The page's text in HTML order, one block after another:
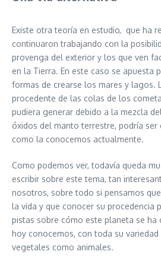
Existe otra teoría en estudio, que ha
continuaron trabajando con la
provenga del exterior y los que ven
en la Tierra. En este caso se apuesta
formas de crearse los mares y lagos.
procedente de las colas de los
pudiera generar debido a la mezcla
óxidos del manto terrestre, podría
como la conocemos actualmente.
Como podemos ver, todavía queda
escribir sobre este tema, tan
nosotros, sobre todo si pensamos
la vida y que conocer su procedencia
pistas sobre cómo este planeta se ha
hoy conocemos, con toda su
vegetales como animales.